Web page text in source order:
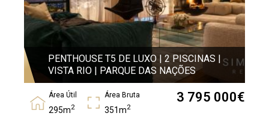
PENTHOUSE T5 DE LUXO | 2 PISCINAS |
VISTA RIO | PARQUE DAS NAÇÕES
Área Útil
295m2
Área Bruta
351m2
3 795 000€